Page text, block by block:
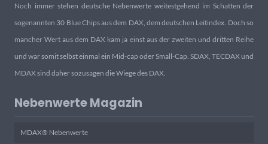
Noch immer stehen deutsche Nebenwerte weitestgehend im Schatten der
sogenannten 30 Blue Chips aus dem DAX, dem deutschen Leitindex. Doch so
mancher Wert aus dem DAX kam ja einst aus der zweiten und dritten Reihe
und war somit selbst einmal ein Mid-cap oder Small-Cap. SDAX, TECDAX und
MDAX sind daher sozusagen die Wiege des DAX.
Nebenwerte Magazin
MDAX® Nebenwerte